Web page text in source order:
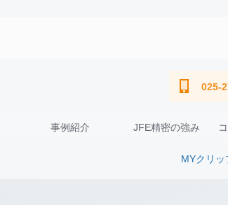
025-
事例紹介 JFE精密の強み
MYクリッ